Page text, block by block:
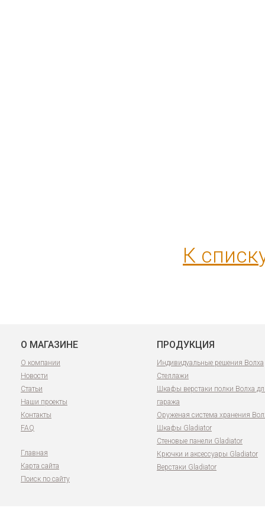
К
О МАГАЗИНЕ
О компании
Новости
Статьи
Наши проекты
Контакты
FAQ
Главная
Карта сайта
Поиск по сайту
ПРОДУКЦИЯ
Индивидуальные решения Волха
Стеллажи
Шкафы верстаки полки Волха
гаража
Оруженая система хранения
Шкафы Gladiator
Стеновые панели Gladiator
Крючки и аксессуары Gladiator
Верстаки Gladiator